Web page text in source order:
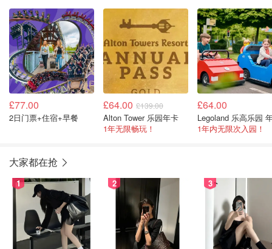
£77.00
2日门票+住宿+早餐
£64.00 £139.00
Alton Tower 乐园年卡
1年无限畅玩！
£64.00
Legoland 乐高乐园
1年内无限次入园！
大家都在抢
1 2 3